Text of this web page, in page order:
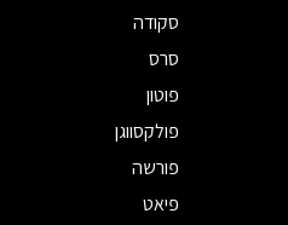
סקודה
סרס
פוטון
פולקסווגן
פורשה
פיאט